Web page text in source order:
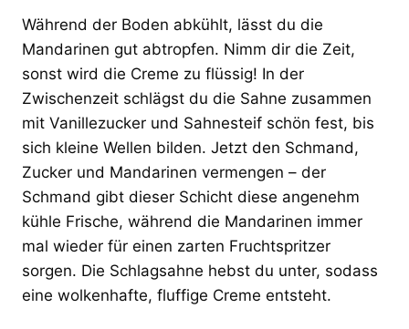
Während der Boden abkühlt, lässt du die
Mandarinen gut abtropfen. Nimm dir die Zeit,
sonst wird die Creme zu flüssig! In der
Zwischenzeit schlägst du die Sahne zusammen
mit Vanillezucker und Sahnesteif schön fest, bis
sich kleine Wellen bilden. Jetzt den Schmand,
Zucker und Mandarinen vermengen – der
Schmand gibt dieser Schicht diese angenehm
kühle Frische, während die Mandarinen immer
mal wieder für einen zarten Fruchtspritzer
sorgen. Die Schlagsahne hebst du unter, sodass
eine wolkenhafte, fluffige Creme entsteht.